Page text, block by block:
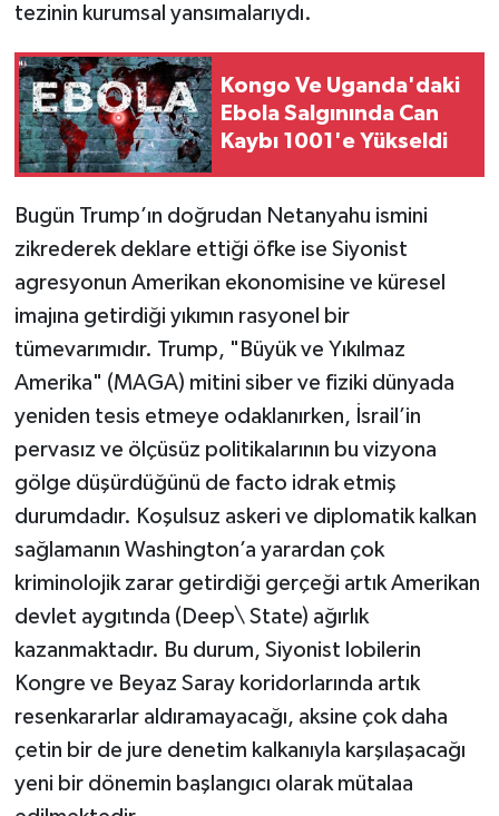
tezinin kurumsal yansımalarıydı.
Kongo Ve Uganda'daki
Ebola Salgınında Can
Kaybı 1001'e Yükseldi
Bugün Trump’ın doğrudan Netanyahu ismini
zikrederek deklare ettiği öfke ise Siyonist
agresyonun Amerikan ekonomisine ve küresel
imajına getirdiği yıkımın rasyonel bir
tümevarımıdır. Trump, "Büyük ve Yıkılmaz
Amerika" (MAGA) mitini siber ve fiziki dünyada
yeniden tesis etmeye odaklanırken, İsrail’in
pervasız ve ölçüsüz politikalarının bu vizyona
gölge düşürdüğünü de facto idrak etmiş
durumdadır. Koşulsuz askeri ve diplomatik kalkan
sağlamanın Washington’a yarardan çok
kriminolojik zarar getirdiği gerçeği artık Amerikan
devlet aygıtında (Deep\ State) ağırlık
kazanmaktadır. Bu durum, Siyonist lobilerin
Kongre ve Beyaz Saray koridorlarında artık
resenkararlar aldıramayacağı, aksine çok daha
çetin bir de jure denetim kalkanıyla karşılaşacağı
yeni bir dönemin başlangıcı olarak mütalaa